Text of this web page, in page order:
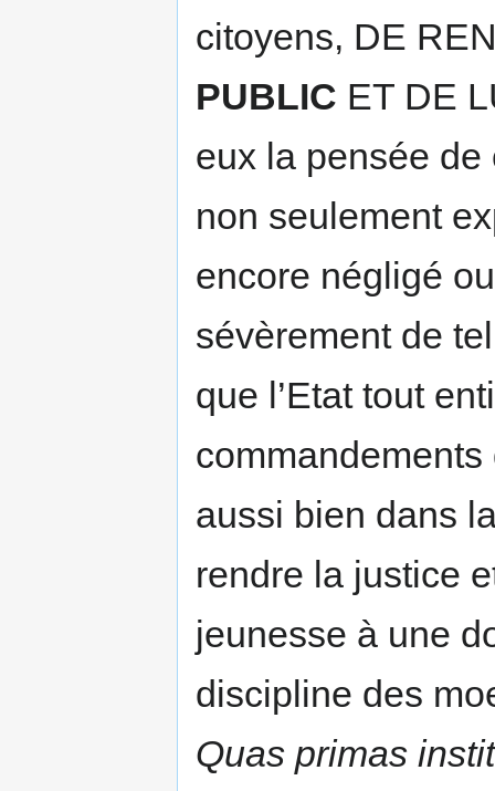
citoyens, DE
PUBLIC ET DE
eux la pensée
non seulement
encore négligé
sévèrement de
que l’Etat tout
aussi bien dans
rendre la justice
jeunesse à une
discipline des
Quas primas